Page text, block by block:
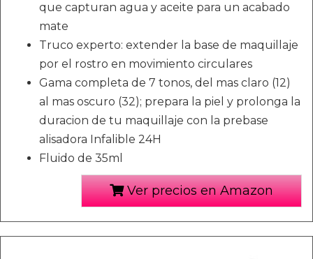
que capturan agua y aceite para un acabado
mate
Truco experto: extender la base de maquillaje
por el rostro en movimiento circulares
Gama completa de 7 tonos, del mas claro (12)
al mas oscuro (32); prepara la piel y prolonga la
duracion de tu maquillaje con la prebase
alisadora Infalible 24H
Fluido de 35ml
Ver precios en Amazon